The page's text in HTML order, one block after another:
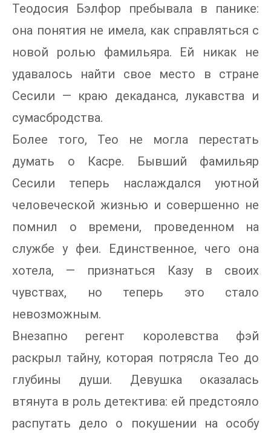
Теодосия Бэлфор пребывала в панике:
она понятия не имела, как справляться с
новой ролью фамильяра. Ей никак не
удавалось найти свое место в стране
Сесили — краю декаданса, лукавства и
сумасбродства.
Более того, Тео не могла перестать
думать о Касре. Бывший фамильяр
Сесили теперь наслаждался уютной
человеческой жизнью и совершенно не
помнил о времени, проведенном на
службе у феи. Единственное, чего она
хотела, — признаться Казу в своих
чувствах, но теперь это стало
невозможным.
Внезапно регент королевства фэй
раскрыл тайну, которая потрясла Тео до
глубины души. Девушка оказалась
втянута в роль детектива: ей предстояло
распутать дело о покушении на особу